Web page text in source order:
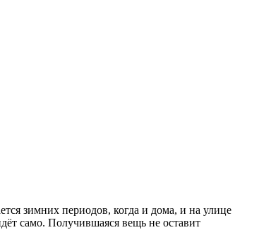
зимних периодов, когда и дома, и на улице
само. Получившаяся вещь не оставит